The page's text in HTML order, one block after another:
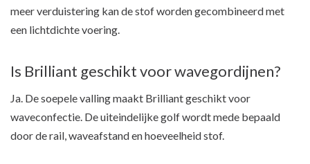
meer verduistering kan de stof worden gecombineerd met
een lichtdichte voering.
Is Brilliant geschikt voor wavegordijnen?
Ja. De soepele valling maakt Brilliant geschikt voor
waveconfectie. De uiteindelijke golf wordt mede bepaald
door de rail, waveafstand en hoeveelheid stof.